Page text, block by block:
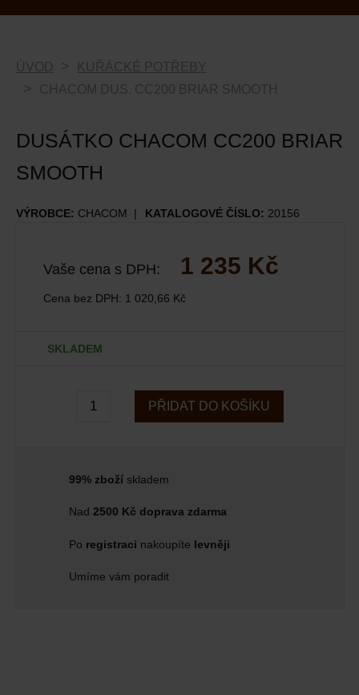
ÚVOD
KUŘÁCKÉ POTŘEBY
CHACOM DUS. CC200 BRIAR SMOOTH
DUSÁTKO CHACOM CC200 BRIAR
SMOOTH
VÝROBCE: CHACOM KATALOGOVÉ ČÍSLO: 20156
Vaše cena s DPH: 1 235 Kč
Cena bez DPH: 1 020,66 Kč
SKLADEM
PŘIDAT DO KOŠÍKU
99% zbožískladem
Nad 2500 Kč doprava zdarma
Po registraci nakoupíte levněji
Umíme vám poradit